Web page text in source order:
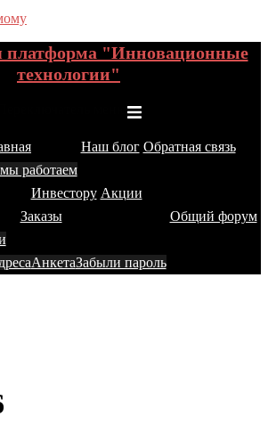
платформа "Инновационные
технологии"
работаем
Наш блог Обратная связь
Инвестору Акции
Заказы
АнкетаЗабыли пароль
Общий форум